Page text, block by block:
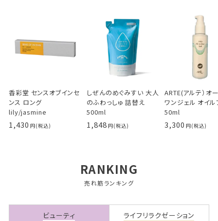
香彩堂 センスオブインセ
ンス ロング
lily/jasmine
1,430
しぜんのめぐみすい 大人
のふわっしゅ 詰替え
500ml
1,848
ARTE(アルテ）オ
ワンジェル オイル
50ml
3,300
RANKING
売れ筋ランキング
ビューティ ライフリラクゼーション